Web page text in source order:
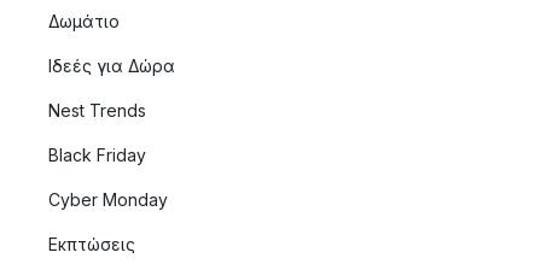
Δωμάτιο
Ιδεές για Δώρα
Nest Trends
Black Friday
Cyber Monday
Εκπτώσεις